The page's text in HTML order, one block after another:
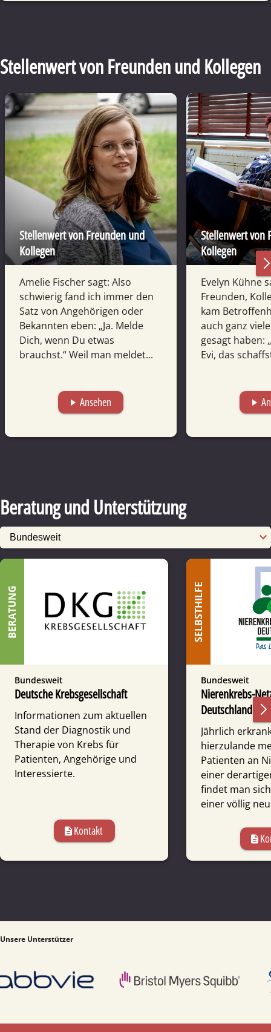
Stellenwert von Freunden und Kollegen
Stellenwert von Freunden und
Kollegen
Amelie Fischer sagt: Also
schwierig fand ich immer den
Satz von Angehörigen oder
Bekannten eben: „Ja. Melde
Dich, wenn Du etwas
brauchst.“ Weil man meldet...
play_arrow Ansehen
Stellenwert von
Kollegen
Evelyn Kühne
Freunden,
kam
auch ganz
gesagt haben:
Evi, das
play_arrow
Beratung und Unterstützung
BERATUNG
Bundesweit
Deutsche Krebsgesellschaft
Informationen zum aktuellen
Stand der Diagnostik und
Therapie von Krebs für
Patienten, Angehörige und
Interessierte.
description Kontakt
SELBSTHILFE
Bundesweit
Nierenkrebs-
Deutschland e.V.
Jährlich
hierzulande
Patienten an
einer
findet man
einer völlig
description
Unsere Unterstützer